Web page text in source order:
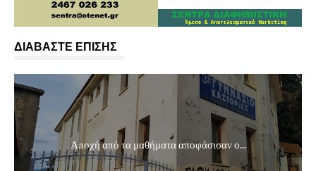
ΔΙΑΒΑΣΤΕ ΕΠΙΣΗΣ
Αποχή από τα μαθήματα αποφάσισαν ο...